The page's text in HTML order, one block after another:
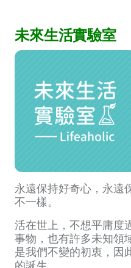
未來生活實驗室
永遠保持好奇心，永遠
不一樣。
活在世上，不想平庸度
事物，也有許多未知領
是我們不變的初衷，因
的誕生。